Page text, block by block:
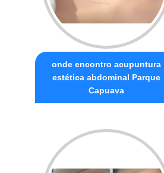
onde encontro acupuntura
estética abdominal Parque
Capuava